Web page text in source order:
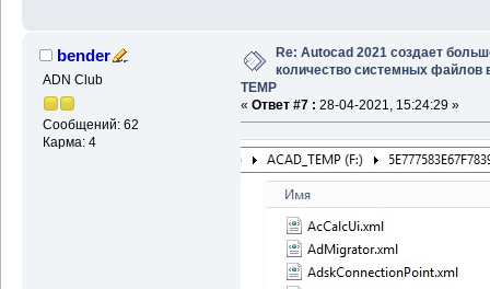
bender
ADN Club
Сообщений: 62
Карма: 4
Re: Autocad 2021 создает
количество системных файлов
TEMP
« Ответ #7 : 28-04-2021, 15:24:29 »